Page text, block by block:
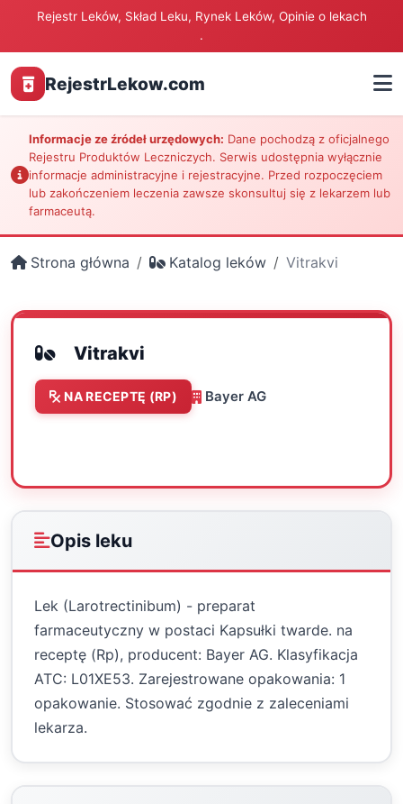
Rejestr Leków, Skład Leku, Rynek Leków, Opinie o lekach
.
RejestrLekow.com
Informacje ze źródeł urzędowych: Dane pochodzą z oficjalnego
Rejestru Produktów Leczniczych. Serwis udostępnia wyłącznie
informacje administracyjne i rejestracyjne. Przed rozpoczęciem
lub zakończeniem leczenia zawsze skonsultuj się z lekarzem lub
farmaceutą.
Strona główna Katalog leków Vitrakvi
Vitrakvi
NA RECEPTĘ (RP) Bayer AG
Opis leku
Lek (Larotrectinibum) - preparat
farmaceutyczny w postaci Kapsułki twarde. na
receptę (Rp), producent: Bayer AG. Klasyfikacja
ATC: L01XE53. Zarejestrowane opakowania: 1
opakowanie. Stosować zgodnie z zaleceniami
lekarza.